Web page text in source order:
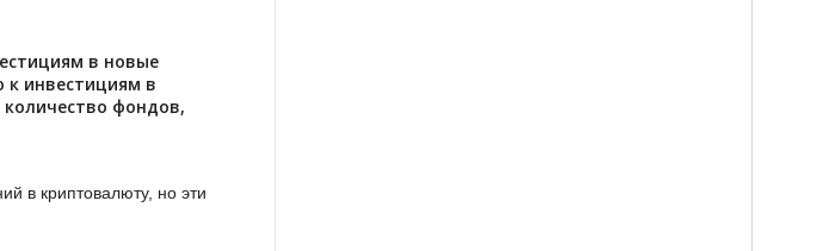
в новые
к инвестициям в
фондов,
в криптовалюту, но эти